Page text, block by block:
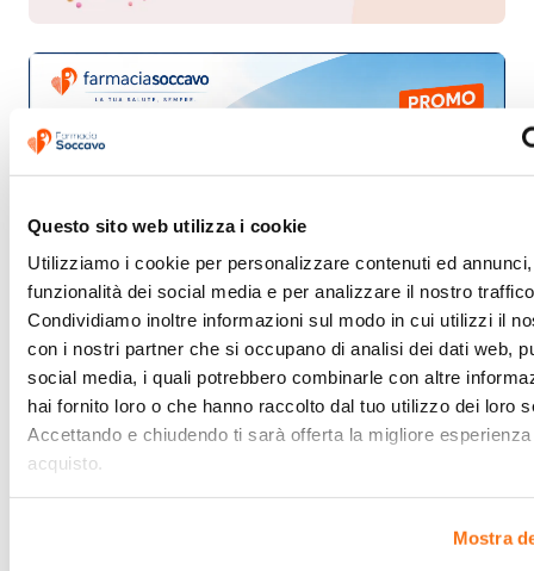
Questo sito web utilizza i cookie
Utilizziamo i cookie per personalizzare contenuti ed
funzionalità dei social media e per analizzare il nostro
Condividiamo inoltre informazioni sul modo in cui utilizzi il
con i nostri partner che si occupano di analisi dei dati web,
social media, i quali potrebbero combinarle con altre
hai fornito loro o che hanno raccolto dal tuo utilizzo dei loro
Accettando e chiudendo ti sarà offerta la migliore
acquisto.
Mostra